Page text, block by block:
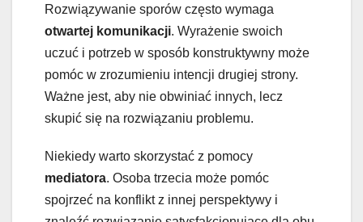
Rozwiązywanie sporów często wymaga
otwartej komunikacji. Wyrażenie swoich
uczuć i potrzeb w sposób konstruktywny może
pomóc w zrozumieniu intencji drugiej strony.
Ważne jest, aby nie obwiniać innych, lecz
skupić się na rozwiązaniu problemu.
Niekiedy warto skorzystać z pomocy
mediatora. Osoba trzecia może pomóc
spojrzeć na konflikt z innej perspektywy i